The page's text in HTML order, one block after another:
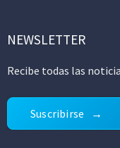
NEWSLETTER
Recibe todas las
Suscribirse